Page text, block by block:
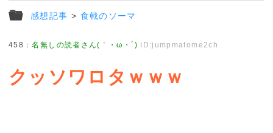
感想記事 > 食戟のソーマ
458 ：名無しの読者さん(｀・ω・´) ID:jumpmatome2ch
クッソワロタｗｗｗ